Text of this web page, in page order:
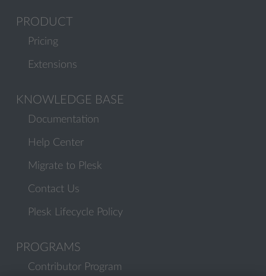
PRODUCT
Pricing
Extensions
KNOWLEDGE BASE
Documentation
Help Center
Migrate to Plesk
Contact Us
Plesk Lifecycle Policy
PROGRAMS
Contributor Program